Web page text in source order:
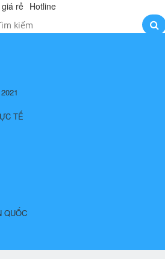
Hotline
TẾ
QUỐC